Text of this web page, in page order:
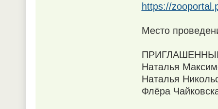
https://
Место
Наталья
Наталья
Флёра